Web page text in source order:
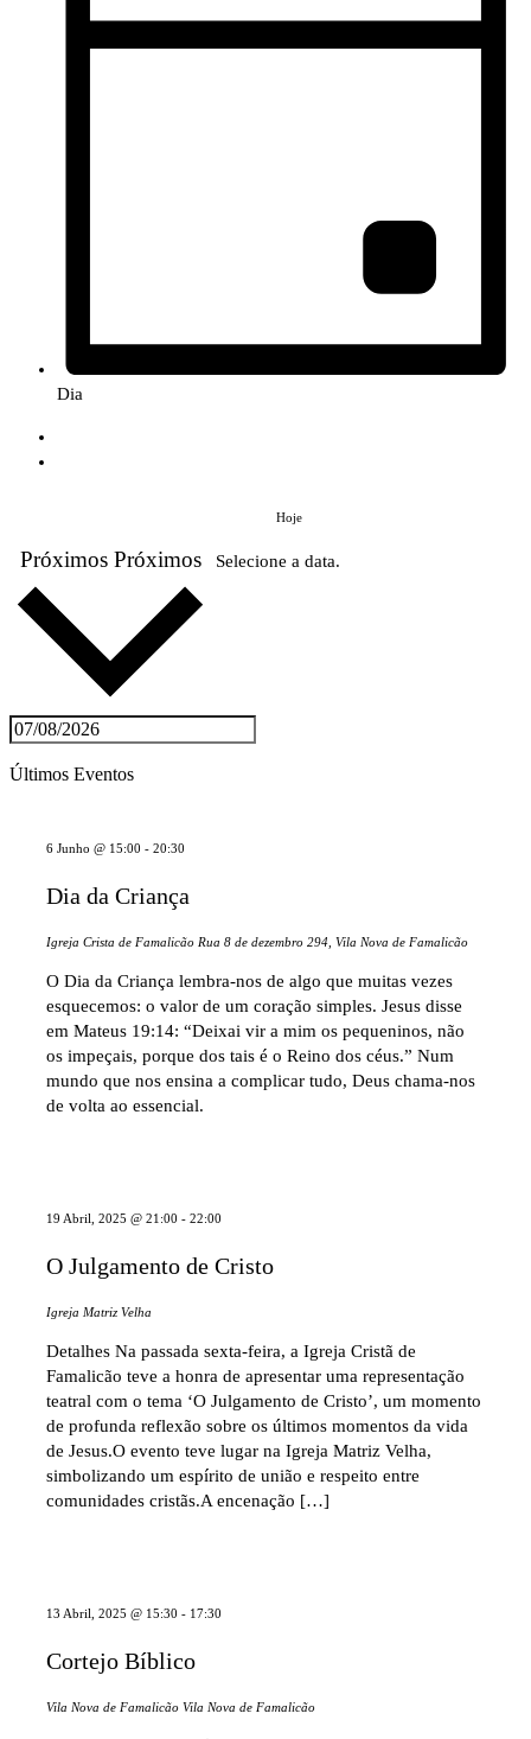
Dia
Hoje
Próximos Próximos Selecione a data.
Últimos Eventos
6 Junho @ 15:00 - 20:30
Dia da Criança
Igreja Crista de Famalicão Rua 8 de dezembro 294, Vila Nova de Famalicão
O Dia da Criança lembra-nos de algo que muitas vezes
esquecemos: o valor de um coração simples. Jesus disse
em Mateus 19:14: “Deixai vir a mim os pequeninos, não
os impeçais, porque dos tais é o Reino dos céus.” Num
mundo que nos ensina a complicar tudo, Deus chama-nos
de volta ao essencial.
19 Abril, 2025 @ 21:00 - 22:00
O Julgamento de Cristo
Igreja Matriz Velha
Detalhes Na passada sexta-feira, a Igreja Cristã de
Famalicão teve a honra de apresentar uma representação
teatral com o tema ‘O Julgamento de Cristo’, um momento
de profunda reflexão sobre os últimos momentos da vida
de Jesus.O evento teve lugar na Igreja Matriz Velha,
simbolizando um espírito de união e respeito entre
comunidades cristãs.A encenação […]
13 Abril, 2025 @ 15:30 - 17:30
Cortejo Bíblico
Vila Nova de Famalicão Vila Nova de Famalicão